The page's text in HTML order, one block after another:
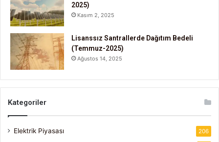
2025)
Kasım 2, 2025
Lisanssız Santrallerde Dağıtım Bedeli
(Temmuz-2025)
Ağustos 14, 2025
Kategoriler
Elektrik Piyasası 206